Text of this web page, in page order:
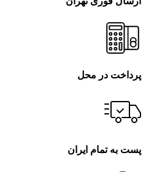
پرداخت در محل
پست به تمام ایران